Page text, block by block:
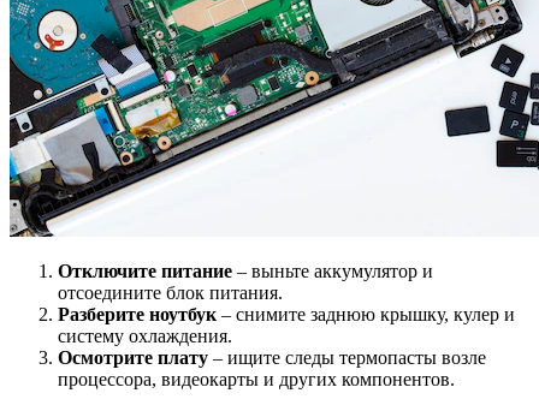
Отключите питание – выньте аккумулятор и
отсоедините блок питания.
Разберите ноутбук – снимите заднюю крышку, кулер и
систему охлаждения.
Осмотрите плату – ищите следы термопасты возле
процессора, видеокарты и других компонентов.